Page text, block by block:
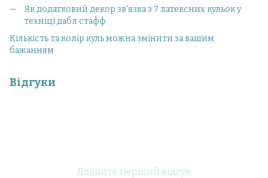
Як додатковий декор зв'язка з 7 латексних кульок у
техніці дабл стафф
Кількість та колір куль можна змінити за вашим
бажанням
Відгуки
Додайте перший відгук